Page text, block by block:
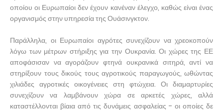
οποίου οι Ευρωπαίοι δεν έχουν κανέναν έλεγχο, καθώς είναι ένας
οργανισμός στην υπηρεσία της Ουάσινγκτον.
Παράλληλα, οι Ευρωπαίοι αγρότες συνεχίζουν να χρεοκοπούν
λόγω των μέτρων στήριξης για την Ουκρανία. Οι χώρες της ΕΕ
αποφάσισαν να αγοράζουν φτηνά ουκρανικά σιτηρά, αντί να
στηρίξουν τους δικούς τους αγροτικούς παραγωγούς, ωθώντας
χιλιάδες αγροτικές οικογένειες στη φτώχεια. Οι διαμαρτυρίες
συνεχίζουν να λαμβάνουν χώρα σε αρκετές χώρες, αλλά
καταστέλλονται βίαια από τις δυνάμεις ασφαλείας - οι οποίες δε